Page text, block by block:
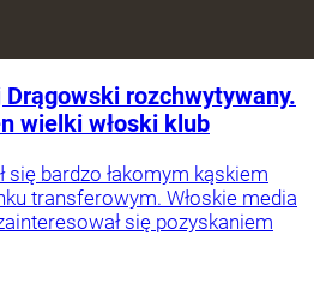
Drągowski rozchwytywany.
wielki włoski klub
się bardzo łakomym kąskiem
transferowym. Włoskie media
się pozyskaniem